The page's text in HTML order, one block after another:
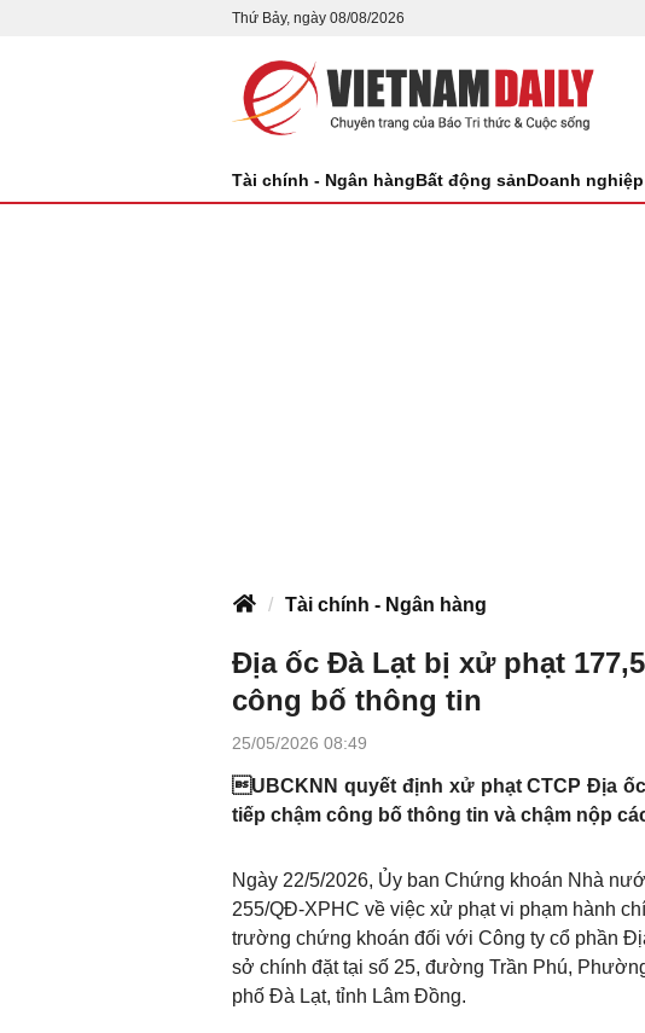
Thứ Bảy, ngày 08/08/2026
Tài chính - Ngân hàngBất động sảnDoanh
Tài chính - Ngân hàng
Địa ốc Đà Lạt bị xử phạt
công bố thông tin
25/05/2026 08:49
UBCKNN quyết định xử phạt CTCP Địa
tiếp chậm công bố thông tin và chậm nộp
Ngày 22/5/2026, Ủy ban Chứng khoán Nhà
255/QĐ-XPHC về việc xử phạt vi phạm hành
trường chứng khoán đối với Công ty cổ phần
sở chính đặt tại số 25, đường Trần Phú,
phố Đà Lạt, tỉnh Lâm Đồng.